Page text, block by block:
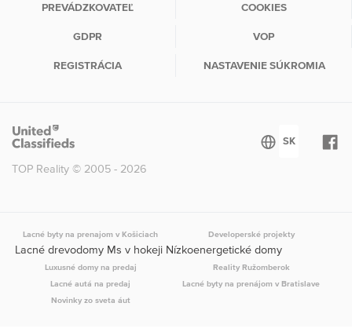
PREVÁDZKOVATEĽ COOKIES
GDPR VOP
REGISTRÁCIA NASTAVENIE SÚKROMIA
TOP Reality © 2005 - 2026
Lacné byty na prenajom v Košiciach Developerské projekty
Lacné drevodomy Ms v hokeji Nízkoenergetické domy
Luxusné domy na predaj
Reality Ružomberok
Lacné autá na predaj
Lacné byty na prenájom v Bratislave
Novinky zo sveta áut